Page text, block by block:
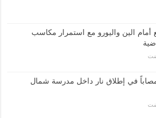
أمام الين واليورو مع استمرار مكاسب
و20 مصاباً في إطلاق نار داخل مدرسة شمال